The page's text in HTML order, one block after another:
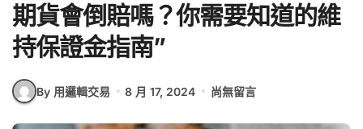
期貨會倒賠嗎？你需要知道的維
持保證金指南”
By 用邏輯交易 8 月 17, 2024 尚無留言